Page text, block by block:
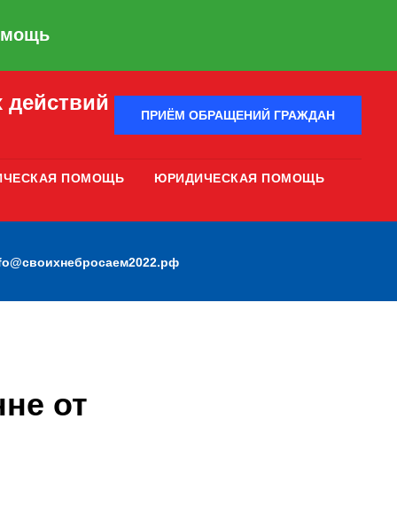
ПРИЁМ ОБРАЩЕНИЙ ГРАЖДАН
ПОМОЩЬ
ЮРИДИЧЕСКАЯ ПОМОЩЬ
от